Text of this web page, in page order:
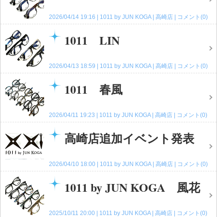
2026/04/14 19:16 1011 by JUN KOGA 高崎店 コメント(0)
1011 LIN
2026/04/13 18:59 1011 by JUN KOGA 高崎店 コメント(0)
1011 春風
2026/04/11 19:23 1011 by JUN KOGA 高崎店 コメント(0)
高崎店追加イベント発表
2026/04/10 18:00 1011 by JUN KOGA 高崎店 コメント(0)
1011 by JUN KOGA 風花
2025/10/11 20:00 1011 by JUN KOGA 高崎店 コメント(0)